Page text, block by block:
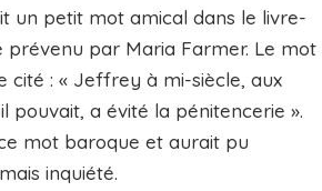
un petit mot amical dans le livre-
prévenu par Maria Farmer. Le mot
cité : « Jeffrey à mi-siècle, aux
a évité la pénitencerie ».
mot baroque et aurait pu
inquiété.